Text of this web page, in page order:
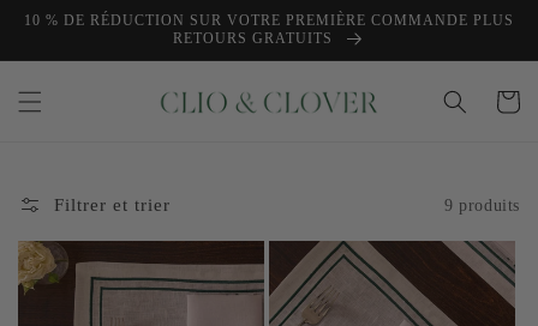
passer
10 % DE RÉDUCTION SUR VOTRE PREMIÈRE COMMANDE PLUS
RETOURS GRATUITS
Panier
Filtrer et trier 9 produits